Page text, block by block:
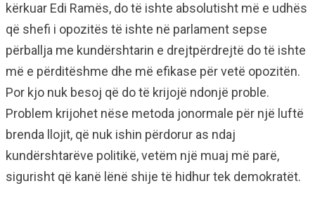
kërkuar Edi Ramës, do të ishte absolutisht më e udhës
që shefi i opozitës të ishte në parlament sepse
përballja me kundërshtarin e drejtpërdrejtë do të ishte
më e përditëshme dhe më efikase për vetë opozitën.
Por kjo nuk besoj që do të krijojë ndonjë proble.
Problem krijohet nëse metoda jonormale për një luftë
brenda llojit, që nuk ishin përdorur as ndaj
kundërshtarëve politikë, vetëm një muaj më parë,
sigurisht që kanë lënë shije të hidhur tek demokratët.